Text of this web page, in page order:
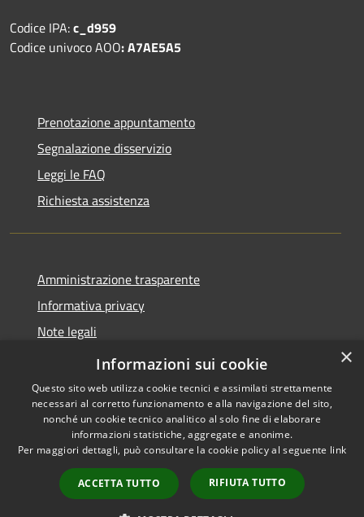
Codice IPA:c_d959
Codice univoco AOO: A7AE5A5
Prenotazione appuntamento
Segnalazione disservizio
Leggi le FAQ
Richiesta assistenza
Amministrazione trasparente
Informativa privacy
Note legali
Dichiarazione di accessibilità
Accessibilità
Copyright © 2026 • Comune di
Gazzuolo • Powered by
Municipium•
Accesso
redazione
×
Informazioni sui cookie
Questo sito web utilizza cookie tecnici e assimilati strettamente
necessari al corretto funzionamento e alla navigazione del sito,
nonché un cookie tecnico analitico al solo fine di elaborare
informazioni statistiche, aggregate e anonime.
Per maggiori dettagli, può consultare la cookie policy al seguente link
ACCETTA TUTTO RIFIUTA TUTTO